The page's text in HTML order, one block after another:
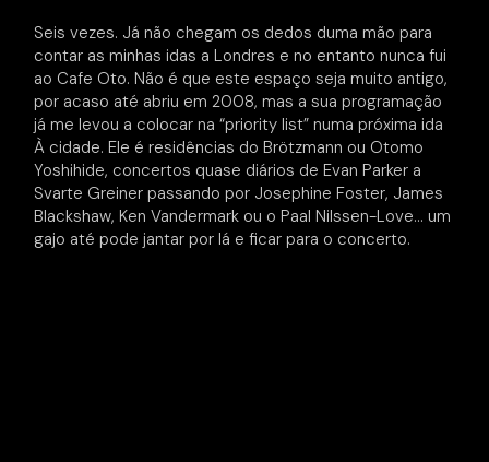
Seis vezes. Já não chegam os dedos duma mão para
contar as minhas idas a Londres e no entanto nunca fui
ao Cafe Oto. Não é que este espaço seja muito antigo,
por acaso até abriu em 2008, mas a sua programação
já me levou a colocar na “priority list” numa próxima ida
À cidade. Ele é residências do Brötzmann ou Otomo
Yoshihide, concertos quase diários de Evan Parker a
Svarte Greiner passando por Josephine Foster, James
Blackshaw, Ken Vandermark ou o Paal Nilssen-Love… um
gajo até pode jantar por lá e ficar para o concerto.